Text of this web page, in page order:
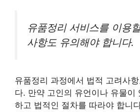
유품정리 서비스를 이용
사항도 유의해야 합니다.
유품정리 과정에서 법적 고려사
다. 만약 고인의 유언이나 유물이
하고 법적인 절차를 따라야 합니